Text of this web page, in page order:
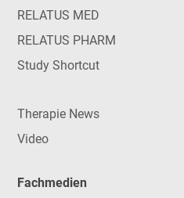
RELATUS MED
RELATUS PHARM
Study Shortcut
Therapie News
Video
Fachmedien